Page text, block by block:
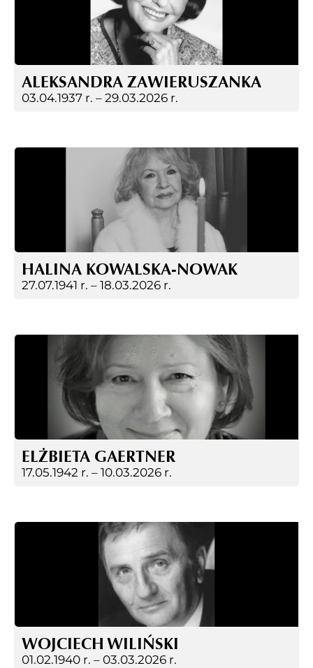
ALEKSANDRA ZAWIERUSZANKA
03.04.1937 r. – 29.03.2026 r.
HALINA KOWALSKA-NOWAK
27.07.1941 r. – 18.03.2026 r.
ELŻBIETA GAERTNER
17.05.1942 r. – 10.03.2026 r.
WOJCIECH WILIŃSKI
01.02.1940 r. – 03.03.2026 r.